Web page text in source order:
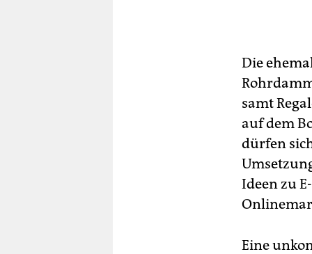
Die
samt
auf dem
dürfen
Ideen zu
Eine